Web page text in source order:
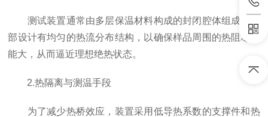
测试装置通常由多层保温材料构成的封闭腔体组成，内
部设计有均匀的热流分布结构，以确保样品周围的热阻尽可
能大，从而逼近理想绝热状态。
2.热隔离与测温手段
为了减少热桥效应，装置采用低导热系数的支撑件和热